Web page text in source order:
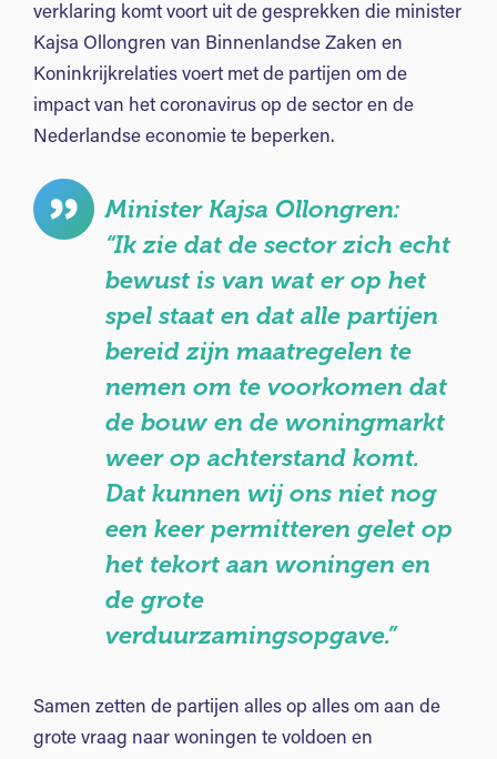
verklaring komt voort uit de gesprekken die minister
Kajsa Ollongren van Binnenlandse Zaken en
Koninkrijkrelaties voert met de partijen om de
impact van het coronavirus op de sector en de
Nederlandse economie te beperken.
Minister Kajsa Ollongren:
“Ik zie dat de sector zich echt
bewust is van wat er op het
spel staat en dat alle partijen
bereid zijn maatregelen te
nemen om te voorkomen dat
de bouw en de woningmarkt
weer op achterstand komt.
Dat kunnen wij ons niet nog
een keer permitteren gelet op
het tekort aan woningen en
de grote
verduurzamingsopgave.”
Samen zetten de partijen alles op alles om aan de
grote vraag naar woningen te voldoen en